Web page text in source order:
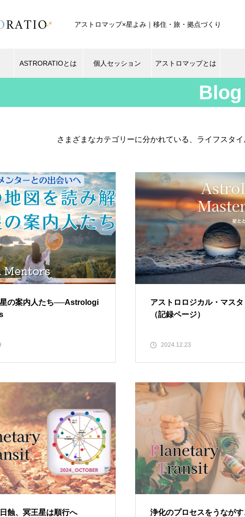
アストロマップ×星よみ｜移住・旅・拠点づくり
ASTRORATIOとは 個人セッション アストロマップとは
Blog
さまざまなカテゴリーに分かれている、ライフスタ
星の案内人たち──Astrologi
アストロロジカル・マス
（記録ページ）
2024.12.23
蝕、冥王星は順行へ
浄化のプロセスをうながす